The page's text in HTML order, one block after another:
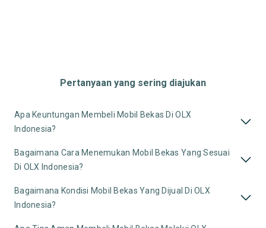
Pertanyaan yang sering diajukan
Apa Keuntungan Membeli Mobil Bekas Di OLX
Indonesia?
Bagaimana Cara Menemukan Mobil Bekas Yang Sesuai
Di OLX Indonesia?
Bagaimana Kondisi Mobil Bekas Yang Dijual Di OLX
Indonesia?